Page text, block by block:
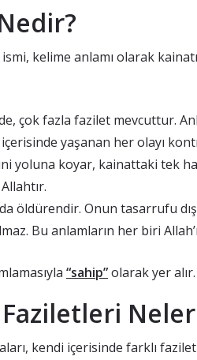
kelime anlamı olarak
çok fazla fazilet mevcuttur.
yaşanan her olayı
yoluna koyar, kainattaki tek
öldürendir. Onun tasarrufu
Bu anlamların her biri
“sahip”olarak yer alır.
kendi içerisinde farklı